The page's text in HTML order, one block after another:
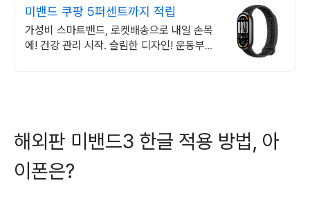
미밴드 쿠팡 5퍼센트까지 적립
가성비 스마트밴드, 로켓배송으로 내일 손목
에! 건강 관리 시작. 슬림한 디자인! 운동부터
해외판 미밴드3 한글 적용 방법, 아
이폰은?